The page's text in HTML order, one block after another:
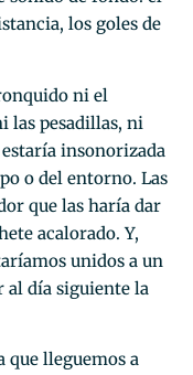
los goles de
ni el
las pesadillas, ni
insonorizada
o del entorno. Las
que las haría dar
acalorado. Y,
unidos a un
al día siguiente la
que lleguemos a